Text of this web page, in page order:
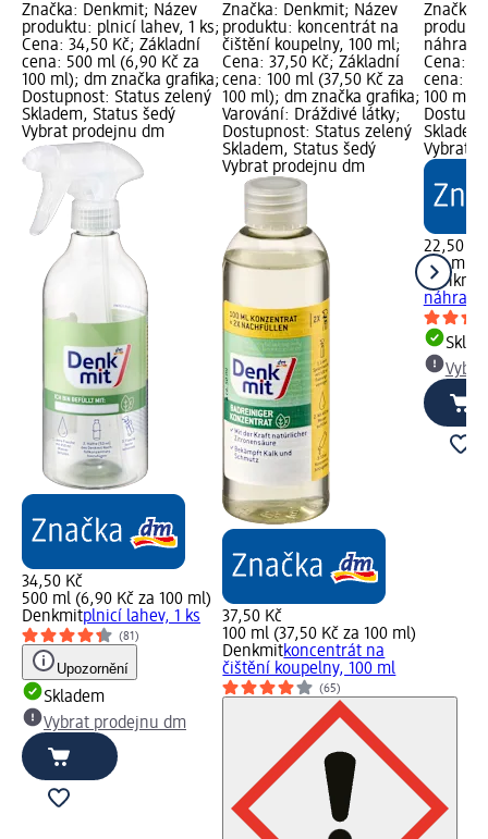
Značka: Denkmit; Název
produktu: plnicí lahev, 1 ks;
Cena: 34,50 Kč; Základní
cena: 500 ml (6,90 Kč za
100 ml); dm značka grafika;
Dostupnost: Status zelený
Skladem, Status šedý
Vybrat prodejnu dm
34,50 Kč
500 ml (6,90 Kč za 100 ml)
Denkmitplnicí lahev, 1 ks
(81)
Upozornění
Skladem
Vybrat prodejnu dm
Značka: Denkmit; Název
produktu: koncentrát na
čištění koupelny, 100 ml;
Cena: 37,50 Kč; Základní
cena: 100 ml (37,50 Kč za
100 ml); dm značka grafika;
Varování: Dráždivé látky;
Dostupnost: Status zelený
Skladem, Status šedý
Vybrat prodejnu dm
37,50 Kč
100 ml (37,50 Kč za 100 ml)
Denkmitkoncentrát na
čištění koupelny, 100 ml
(65)
Značka:
Cena:
cena:
100 ml);
Vybrat
22,50 Kč
333 ml
Denkmit